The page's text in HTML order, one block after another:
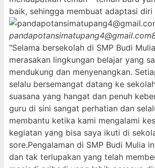
baik, sehingga membuat adaptasi diri
pandapotansimatupang4@gmail.com
"Selama bersekolah di SMP Budi
merasakan lingkungan belajar yang
mendukung dan menyenangkan.
selalu bersemangat datang ke
suasana yang hangat dan penuh
guru di sini sangat perhatian dan
membantu ketika kami mengalami
kegiatan yang bisa saya ikuti di
sore.Pengalaman di SMP Budi Mulia
dan tak terlupakan yang telah